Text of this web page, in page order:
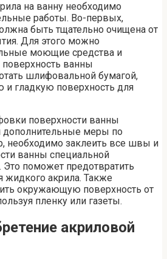
на ванну необходимо
работы. Во-первых,
быть тщательно очищена от
Для этого можно
моющие средства и
ванны
шлифовальной бумагой,
и гладкую поверхность для
поверхности ванны
дополнительные меры по
необходимо заклеить все швы и
ванны специальной
Это поможет предотвратить
жидкого акрила. Также
окружающую поверхность от
пленку или газеты.
акриловой